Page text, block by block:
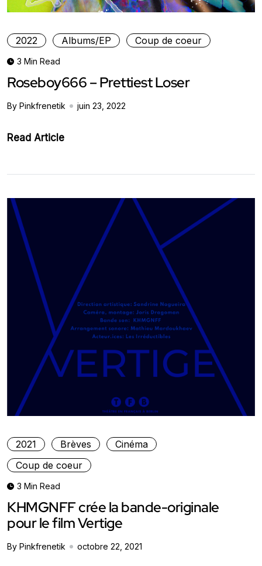
2022 Albums/EP Coup de coeur
3 Min Read
Roseboy666 – Prettiest Loser
By Pinkfrenetik juin 23, 2022
Read Article
2021 Brèves
Cinéma
Coup de coeur
3 Min Read
KHMGNFF crée la bande-originale
pour le film Vertige
By Pinkfrenetik octobre 22, 2021